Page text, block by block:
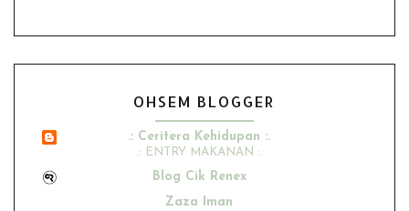
OHSEM BLOGGER
.: Ceritera Kehidupan :.
.: ENTRY MAKANAN :.
Blog Cik Renex
Zaza Iman